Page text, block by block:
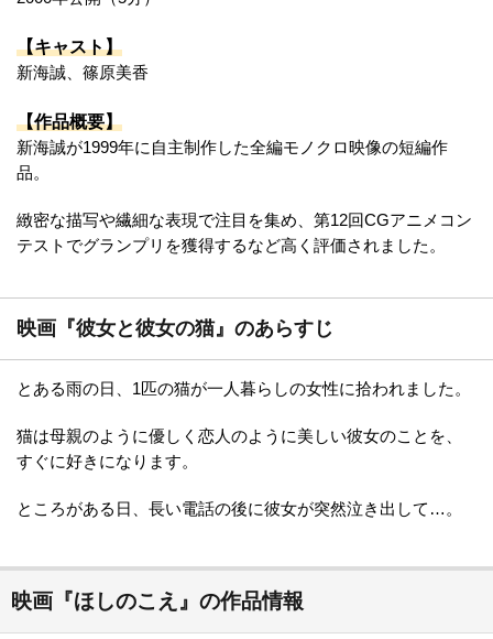
【キャスト】
新海誠、篠原美香
【作品概要】
新海誠が1999年に自主制作した全編モノクロ映像の短編作
品。
緻密な描写や繊細な表現で注目を集め、第12回CGアニメコン
テストでグランプリを獲得するなど高く評価されました。
映画『彼女と彼女の猫』のあらすじ
とある雨の日、1匹の猫が一人暮らしの女性に拾われました。
猫は母親のように優しく恋人のように美しい彼女のことを、
すぐに好きになります。
ところがある日、長い電話の後に彼女が突然泣き出して…。
映画『ほしのこえ』の作品情報